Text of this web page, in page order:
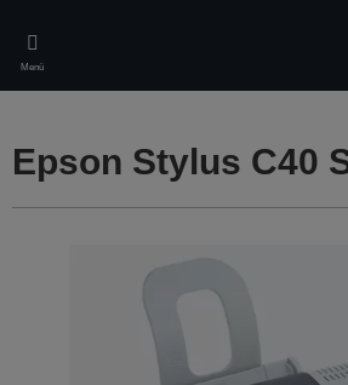
main
content
Menü
Epson Stylus C40